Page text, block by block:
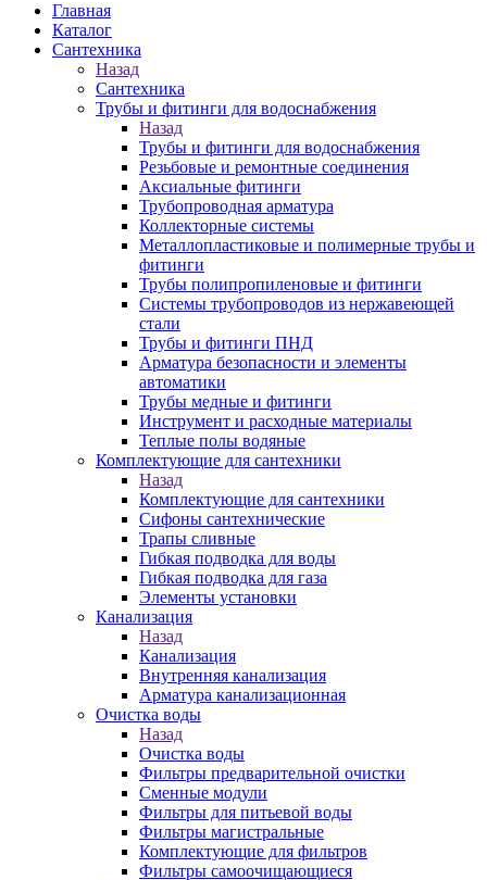
Главная
Каталог
Сантехника
Назад
Сантехника
Трубы и фитинги для водоснабжения
Назад
Трубы и фитинги для водоснабжения
Резьбовые и ремонтные соединения
Аксиальные фитинги
Трубопроводная арматура
Коллекторные системы
Металлопластиковые и полимерные трубы и
фитинги
Трубы полипропиленовые и фитинги
Системы трубопроводов из нержавеющей
стали
Трубы и фитинги ПНД
Арматура безопасности и элементы
автоматики
Трубы медные и фитинги
Инструмент и расходные материалы
Теплые полы водяные
Комплектующие для сантехники
Назад
Комплектующие для сантехники
Сифоны сантехнические
Трапы сливные
Гибкая подводка для воды
Гибкая подводка для газа
Элементы установки
Канализация
Назад
Канализация
Внутренняя канализация
Арматура канализационная
Очистка воды
Назад
Очистка воды
Фильтры предварительной очистки
Сменные модули
Фильтры для питьевой воды
Фильтры магистральные
Комплектующие для фильтров
Фильтры самоочищающиеся